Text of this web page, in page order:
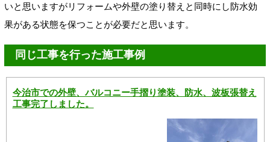
いと思いますがリフォームや外壁の塗り替えと同時にし防水効
果がある状態を保つことが必要だと思います。
同じ工事を行った施工事例
今治市での外壁、バルコニー手摺り塗装、防水、波板張替え
工事完了しました。